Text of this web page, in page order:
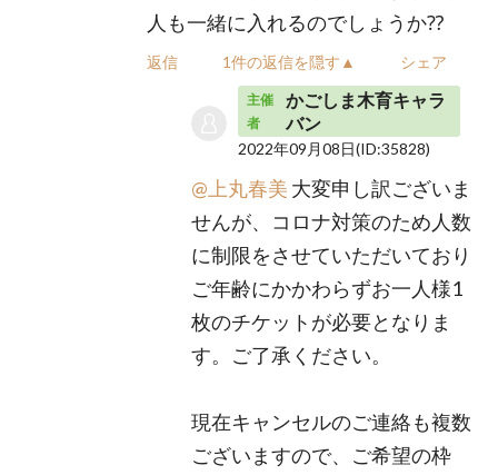
人も一緒に入れるのでしょうか⁇
返信 1件の返信を隠す▲ シェア
主催
者
かごしま木育キャラ
バン
2022年09月08日(ID:35828)
@上丸春美 大変申し訳ございま
せんが、コロナ対策のため人数
に制限をさせていただいており
ご年齢にかかわらずお一人様1
枚のチケットが必要となりま
す。ご了承ください。
現在キャンセルのご連絡も複数
ございますので、ご希望の枠